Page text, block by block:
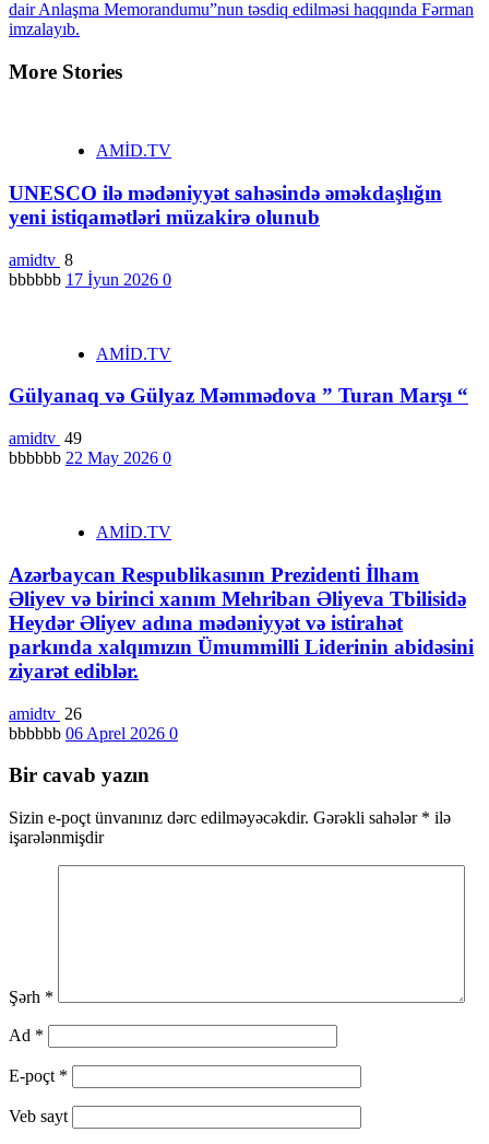
dair Anlaşma Memorandumu”nun təsdiq edilməsi haqqında Fərman
imzalayıb.
More Stories
AMİD.TV
UNESCO ilə mədəniyyət sahəsində əməkdaşlığın
yeni istiqamətləri müzakirə olunub
amidtv 8
bbbbbb 17 İyun 2026 0
AMİD.TV
Gülyanaq və Gülyaz Məmmədova ” Turan Marşı “
amidtv 49
bbbbbb 22 May 2026 0
AMİD.TV
Azərbaycan Respublikasının Prezidenti İlham
Əliyev və birinci xanım Mehriban Əliyeva Tbilisidə
Heydər Əliyev adına mədəniyyət və istirahət
parkında xalqımızın Ümummilli Liderinin abidəsini
ziyarət ediblər.
amidtv 26
bbbbbb 06 Aprel 2026 0
Bir cavab yazın
Sizin e-poçt ünvanınız dərc edilməyəcəkdir. Gərəkli sahələr * ilə
işarələnmişdir
Şərh *
Ad *
E-poçt *
Veb sayt